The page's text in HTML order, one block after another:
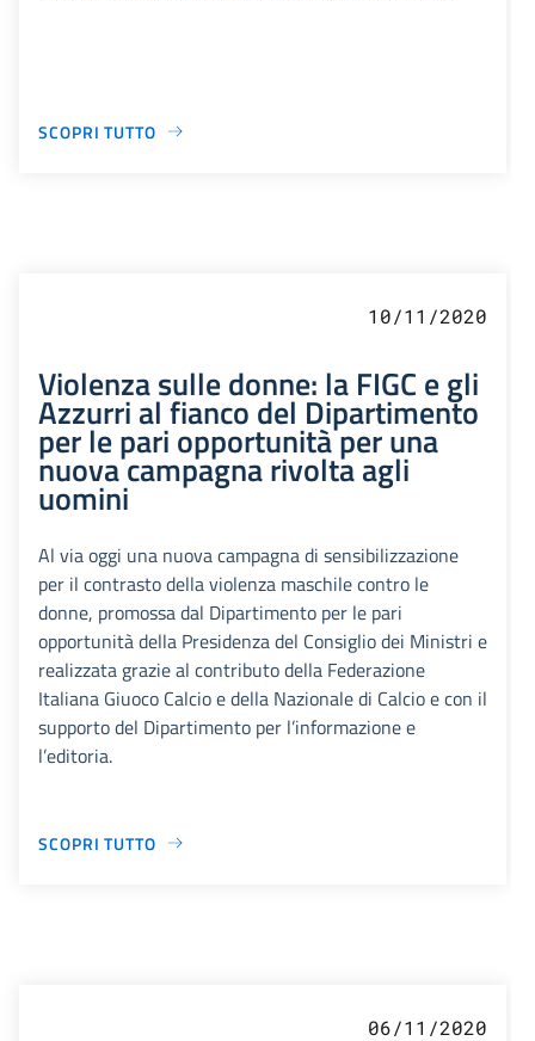
SCOPRI TUTTO
10/11/2020
Violenza sulle donne: la FIGC e gli
Azzurri al fianco del Dipartimento
per le pari opportunità per una
nuova campagna rivolta agli
uomini
Al via oggi una nuova campagna di sensibilizzazione
per il contrasto della violenza maschile contro le
donne, promossa dal Dipartimento per le pari
opportunità della Presidenza del Consiglio dei Ministri e
realizzata grazie al contributo della Federazione
Italiana Giuoco Calcio e della Nazionale di Calcio e con il
supporto del Dipartimento per l’informazione e
l’editoria.
SCOPRI TUTTO
06/11/2020